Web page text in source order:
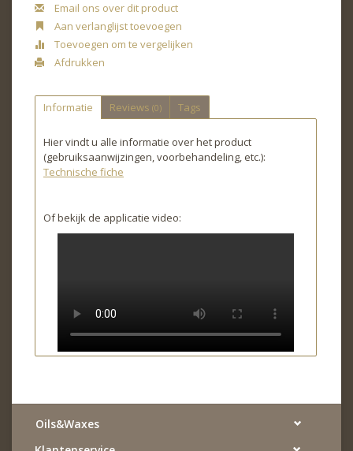
Email ons over dit product
Aan verlanglijst toevoegen
Toevoegen om te vergelijken
Afdrukken
Informatie Reviews (0) Tags
Hier vindt u alle informatie over het product
(gebruiksaanwijzingen, voorbehandeling, etc.):
Technische fiche
Of bekijk de applicatie video:
Oils&Waxes